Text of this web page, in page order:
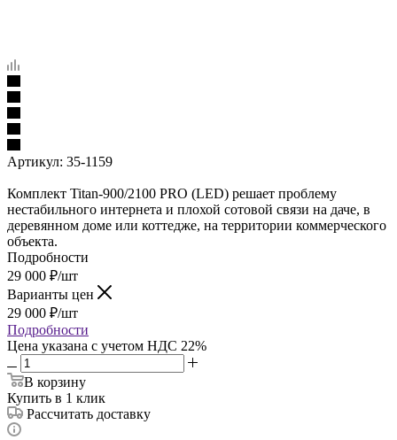
Артикул: 35-1159
Комплект Titan-900/2100 PRO (LED) решает проблему
нестабильного интернета и плохой сотовой связи на даче, в
деревянном доме или коттедже, на территории коммерческого
объекта.
Подробности
29 000 ₽/шт
Варианты цен
29 000 ₽/шт
Подробности
Цена указана с учетом НДС 22%
В корзину
Купить в 1 клик
Рассчитать доставку